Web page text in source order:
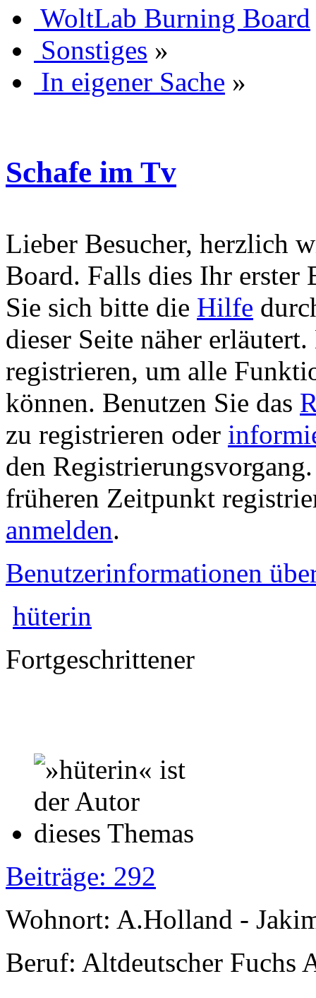
WoltLab Burning Board
Sonstiges »
In eigener Sache »
Schafe im Tv
Lieber Besucher, herzlich
Board. Falls dies Ihr erster
Sie sich bitte die Hilfe
dieser Seite näher
registrieren, um alle
können. Benutzen Sie das
zu registrieren oder
den
früheren Zeitpunkt
anmelden.
Benutzerinformationen
hüterin
Fortgeschrittener
Beiträge: 292
Wohnort: A.Holland -
Beruf: Altdeutscher Fuchs